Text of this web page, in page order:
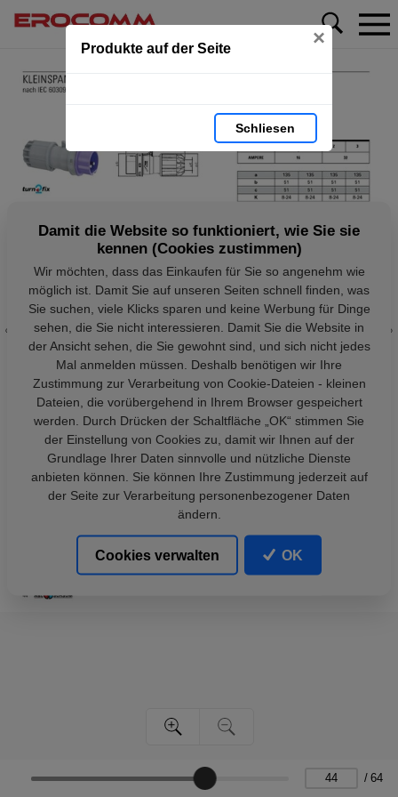
Produkte auf der Seite ×
Schliesen
/ 64
Damit die Website so funktioniert, wie Sie sie
kennen (Cookies zustimmen)
Wir möchten, dass das Einkaufen für Sie so angenehm wie
möglich ist. Damit Sie auf unseren Seiten schnell finden, was
Sie suchen, viele Klicks sparen und keine Werbung für Dinge
sehen, die Sie nicht interessieren. Damit Sie die Website in
der Ansicht sehen, die Sie gewohnt sind, und sich nicht jedes
Mal anmelden müssen. Deshalb benötigen wir Ihre
Zustimmung zur Verarbeitung von Cookie-Dateien - kleinen
Dateien, die vorübergehend in Ihrem Browser gespeichert
werden. Durch Drücken der Schaltfläche „OK“ stimmen Sie
der Einstellung von Cookies zu, damit wir Ihnen auf der
Grundlage Ihrer Daten sinnvolle und nützliche Dienste
anbieten können. Sie können Ihre Zustimmung jederzeit auf
der Seite zur Verarbeitung personenbezogener Daten
ändern.
Cookies verwalten OK